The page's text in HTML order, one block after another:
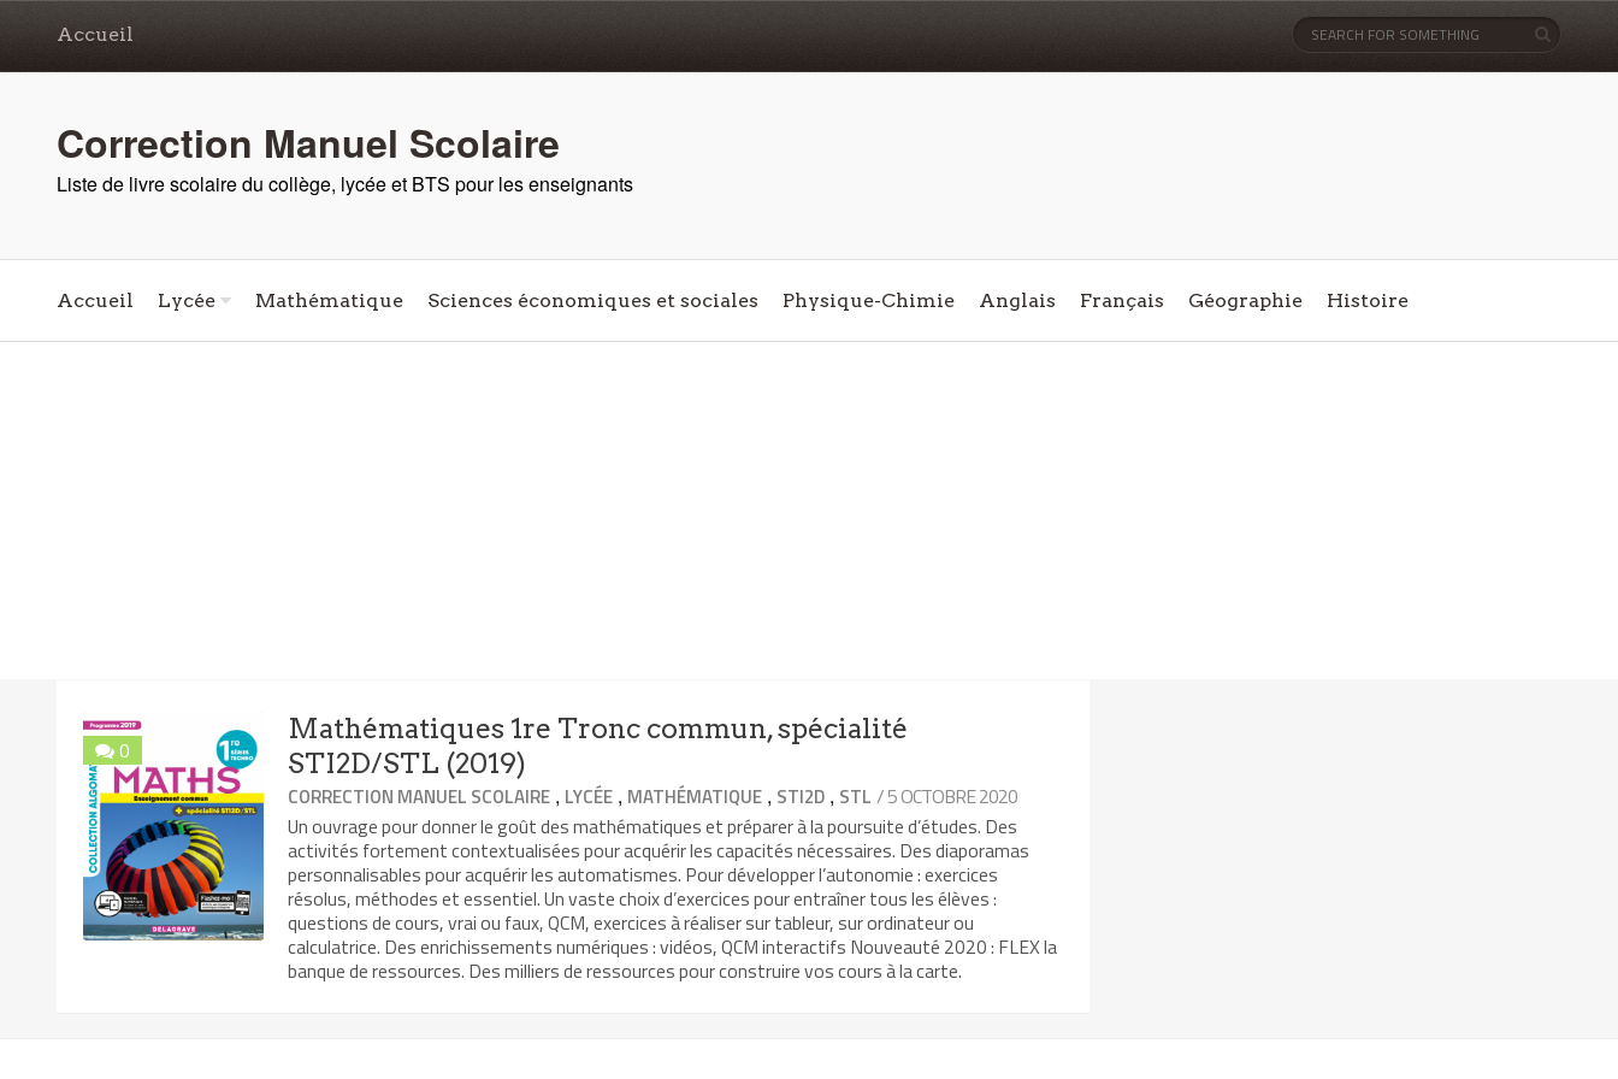
Accueil
Correction Manuel Scolaire
Liste de livre scolaire du collège, lycée et BTS pour les enseignants
Accueil Lycée Mathématique Sciences économiques et sociales Physique-Chimie Anglais Français Géographie Histoire
0
Mathématiques 1re Tronc commun, spécialité
STI2D/STL (2019)
CORRECTION MANUEL SCOLAIRE , LYCÉE , MATHÉMATIQUE , STI2D , STL / 5 OCTOBRE 2020
Un ouvrage pour donner le goût des mathématiques et préparer à la poursuite d’études. Des
activités fortement contextualisées pour acquérir les capacités nécessaires. Des diaporamas
personnalisables pour acquérir les automatismes. Pour développer l’autonomie : exercices
résolus, méthodes et essentiel. Un vaste choix d’exercices pour entraîner tous les élèves :
questions de cours, vrai ou faux, QCM, exercices à réaliser sur tableur, sur ordinateur ou
calculatrice. Des enrichissements numériques : vidéos, QCM interactifs Nouveauté 2020 : FLEX la
banque de ressources. Des milliers de ressources pour construire vos cours à la carte.